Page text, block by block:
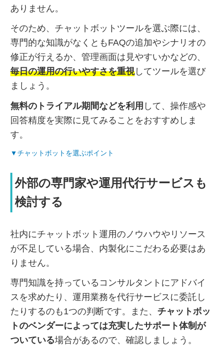
ありません。
そのため、チャットボットツールを選ぶ際には、
専門的な知識がなくともFAQの追加やシナリオの
修正が行えるか、管理画面は見やすいかなどの、
毎日の運用の行いやすさを重視してツールを選び
ましょう。
無料のトライアル期間などを利用 して、操作感や
回答精度を実際に見てみることをおすすめしま
す。
▼チャットボットを選ぶポイント
外部の専門家や運用代行サービスも
検討する
社内にチャットボット運用のノウハウやリソース
が不足している場合、内製化にこだわる必要はあ
りません。
専門知識を持っているコンサルタントにアドバイ
スを求めたり、運用業務を代行サービスに委託し
たりするのも1つの判断です。また、 チャットボッ
トのベンダーによっては充実したサポート体制が
ついている場合があるので、確認しましょう。